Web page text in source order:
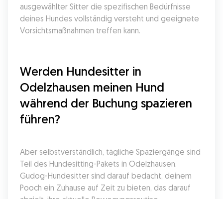
ausgewählter Sitter die spezifischen Bedürfnisse
deines Hundes vollständig versteht und geeignete
Vorsichtsmaßnahmen treffen kann.
Werden Hundesitter in
Odelzhausen meinen Hund
während der Buchung spazieren
führen?
Aber selbstverständlich, tägliche Spaziergänge sind
Teil des Hundesitting-Pakets in Odelzhausen.
Gudog-Hundesitter sind darauf bedacht, deinem
Pooch ein Zuhause auf Zeit zu bieten, das darauf